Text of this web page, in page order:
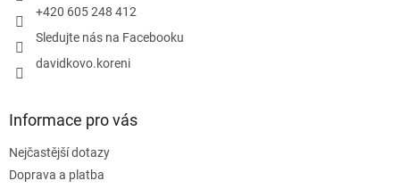
+420 605 248 412
Sledujte nás na Facebooku
davidkovo.koreni
Informace pro vás
Nejčastější dotazy
Doprava a platba